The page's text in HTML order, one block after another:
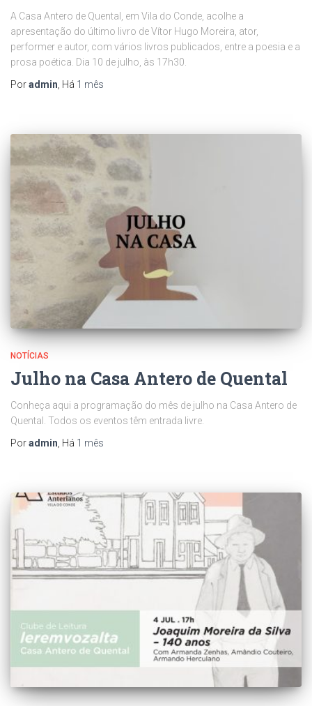
A Casa Antero de Quental, em Vila do Conde, acolhe a
apresentação do último livro de Vítor Hugo Moreira, ator,
performer e autor, com vários livros publicados, entre a poesia e a
prosa poética. Dia 10 de julho, às 17h30.
Poradmin, Há 1 mês
NOTÍCIAS
Julho na Casa Antero de Quental
Conheça aqui a programação do mês de julho na Casa Antero de
Quental. Todos os eventos têm entrada livre.
Poradmin , Há 1 mês